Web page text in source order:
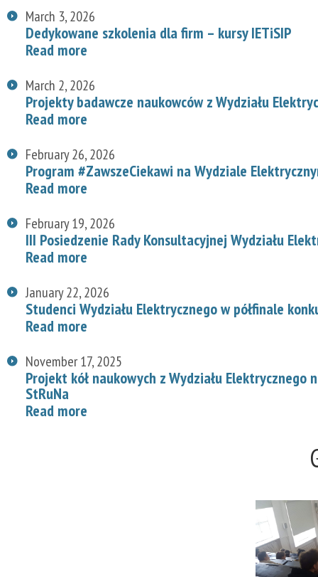
March 3, 2026
Dedykowane szkolenia dla firm – kursy IETiSIP
Read more
March 2, 2026
Projekty badawcze naukowców z Wydziału
Read more
February 26, 2026
Program #ZawszeCiekawi na Wydziale
Read more
February 19, 2026
III Posiedzenie Rady Konsultacyjnej Wydziału
Read more
January 22, 2026
Studenci Wydziału Elektrycznego w półfinale
Read more
November 17, 2025
Projekt kół naukowych z Wydziału
StRuNa
Read more